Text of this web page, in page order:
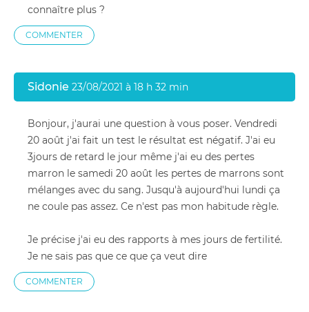
connaître plus ?
COMMENTER
Sidonie 23/08/2021 à 18 h 32 min
Bonjour, j'aurai une question à vous poser. Vendredi
20 août j'ai fait un test le résultat est négatif. J'ai eu
3jours de retard le jour même j'ai eu des pertes
marron le samedi 20 août les pertes de marrons sont
mélanges avec du sang. Jusqu'à aujourd'hui lundi ça
ne coule pas assez. Ce n'est pas mon habitude règle.
Je précise j'ai eu des rapports à mes jours de fertilité.
Je ne sais pas que ce que ça veut dire
COMMENTER